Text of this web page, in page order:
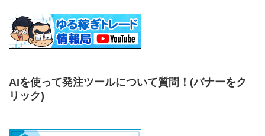
AIを使って発注ツールについて質問！ (バナーをク
リック)